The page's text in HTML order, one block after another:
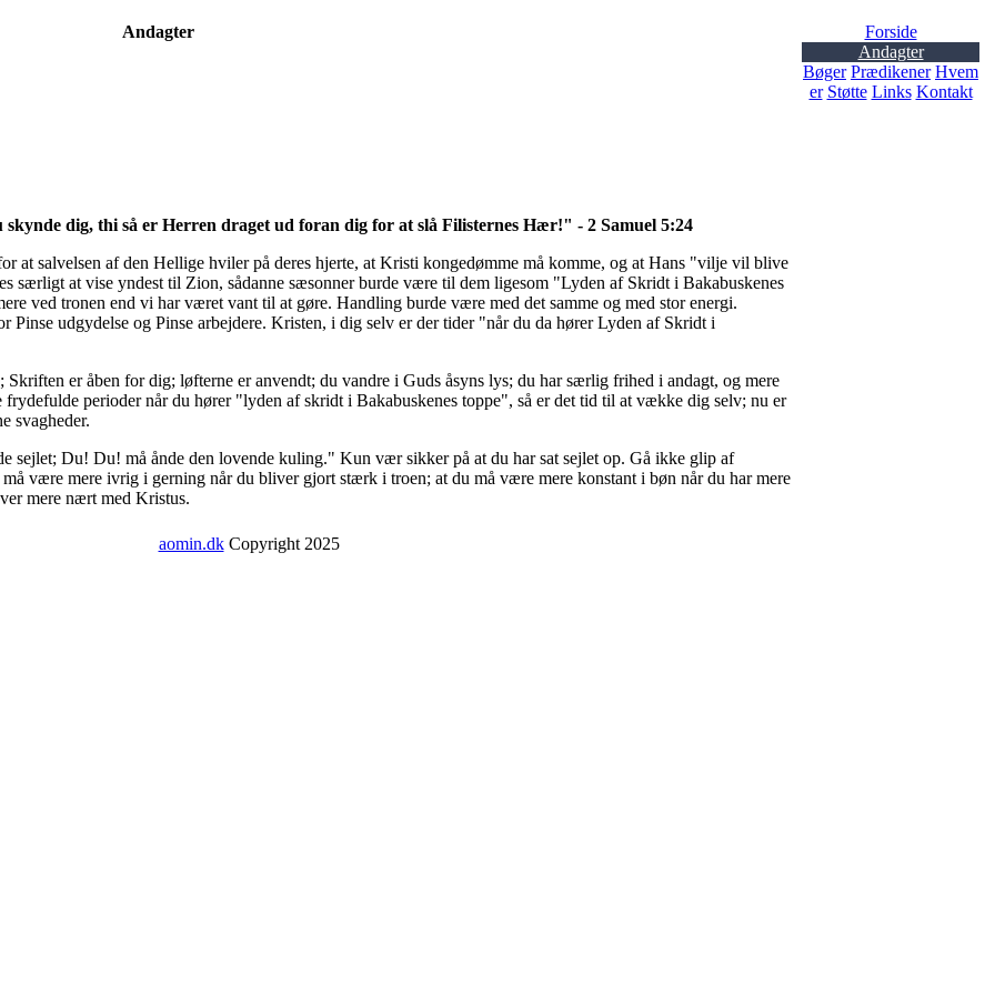
Andagter
dig, thi så er Herren draget ud foran dig for at slå Filisternes Hær!" - 2 Samuel 5:24
at salvelsen af den Hellige hviler på deres hjerte, at Kristi kongedømme må komme, og at Hans "vilje vil blive
særligt at vise yndest til Zion, sådanne sæsonner burde være til dem ligesom "Lyden af Skridt i Bakabuskenes
ved tronen end vi har været vant til at gøre. Handling burde være med det samme og med stor energi.
udgydelse og Pinse arbejdere. Kristen, i dig selv er der tider "når du da hører Lyden af Skridt i
er åben for dig; løfterne er anvendt; du vandre i Guds åsyns lys; du har særlig frihed i andagt, og mere
perioder når du hører "lyden af skridt i Bakabuskenes toppe", så er det tid til at vække dig selv; nu er
svagheder.
sejlet; Du! Du! må ånde den lovende kuling." Kun vær sikker på at du har sat sejlet op. Gå ikke glip af
være mere ivrig i gerning når du bliver gjort stærk i troen; at du må være mere konstant i bøn når du har mere
mere nært med Kristus.
Forside
Andagter
Bøger Prædikener Hvem
er Støtte Links Kontakt
aomin.dkCopyright 2025